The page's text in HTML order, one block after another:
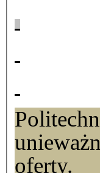
oferty.